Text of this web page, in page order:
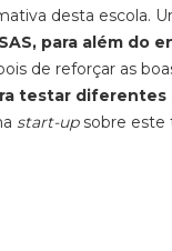
desta escola.
para além do
de reforçar as
testar
start-upsobre este